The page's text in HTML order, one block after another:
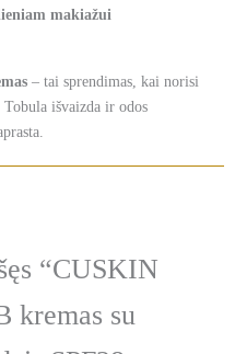
makiažui
– tai sprendimas, kai norisi
išvaizda ir odos
“CUSKIN
kremas su